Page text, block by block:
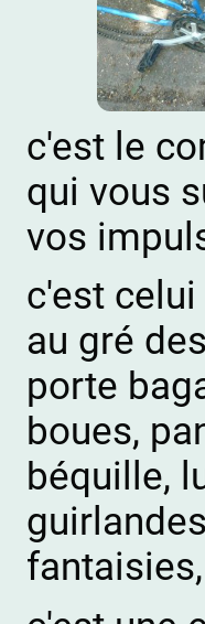
c'est le
qui vous
vos
c'est
au gré
porte
boues,
béquille,
fantaisies,